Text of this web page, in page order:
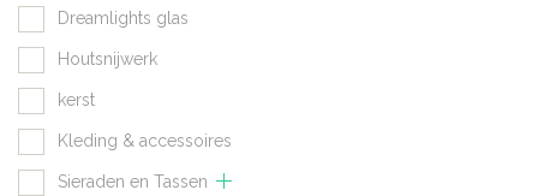
Dreamlights glas
Houtsnijwerk
kerst
Kleding & accessoires
Sieraden en Tassen